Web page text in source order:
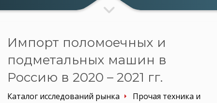
Импорт поломоечных и
подметальных машин в
Россию в 2020 – 2021 гг.
Каталог исследований рынка
Прочая техника и